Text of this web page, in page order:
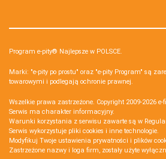
Program e-pity® Najlepsze w POLSCE.
Marki: "e-pity po prostu" oraz "e-pity Program" są
towarowymi i podlegają ochronie prawnej.
Wszelkie prawa zastrzeżone. Copyright 2009-2026 e-
Serwis ma charakter informacyjny.
Warunki korzystania z serwisu zawarte są w
Serwis wykorzystuje pliki cookies i inne technologie.
Modyfikuj Twoje ustawienia prywatności i plików
Zastrzeżone nazwy i loga firm, zostały użyte